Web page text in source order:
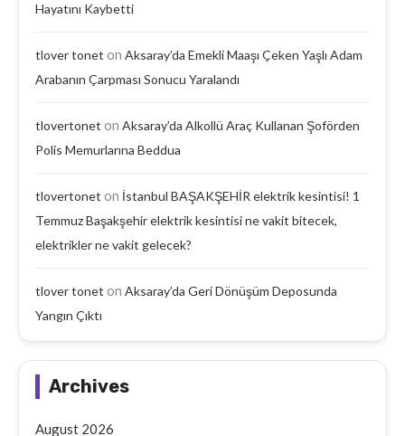
Hayatını Kaybetti
tlover tonet on Aksaray’da Emekli Maaşı Çeken Yaşlı Adam
Arabanın Çarpması Sonucu Yaralandı
tlovertonet on Aksaray’da Alkollü Araç Kullanan Şoförden
Polis Memurlarına Beddua
tlovertonet on İstanbul BAŞAKŞEHİR elektrik kesintisi! 1
Temmuz Başakşehir elektrik kesintisi ne vakit bitecek,
elektrikler ne vakit gelecek?
tlover tonet on Aksaray’da Geri Dönüşüm Deposunda
Yangın Çıktı
Archives
August 2026